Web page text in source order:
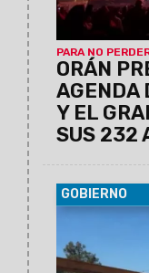
PARA NO
ORÁN
AGENDA
Y EL
SUS 232
GOBIERNO
frentes de
estratégico.